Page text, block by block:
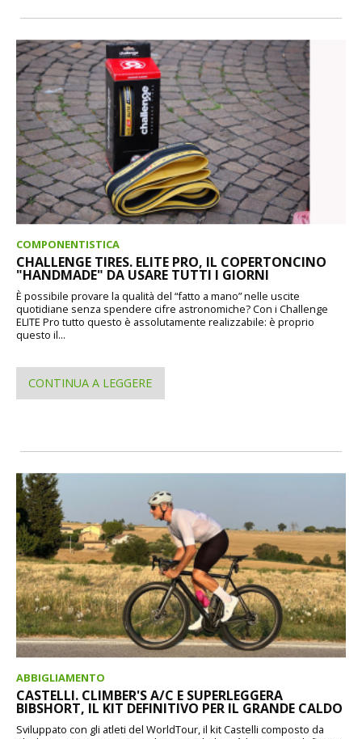
COMPONENTISTICA
CHALLENGE TIRES. ELITE PRO, IL COPERTONCINO
"HANDMADE" DA USARE TUTTI I GIORNI
È possibile provare la qualità del “fatto a mano” nelle uscite
quotidiane senza spendere cifre astronomiche? Con i Challenge
ELITE Pro tutto questo è assolutamente realizzabile: è proprio
questo il...
CONTINUA A LEGGERE
ABBIGLIAMENTO
CASTELLI. CLIMBER'S A/C E SUPERLEGGERA
BIBSHORT, IL KIT DEFINITIVO PER IL GRANDE CALDO
Sviluppato con gli atleti del WorldTour, il kit Castelli composto da